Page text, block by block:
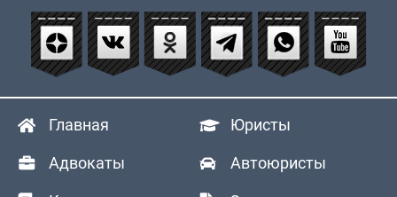
Главная Юристы
Адвокаты Автоюристы